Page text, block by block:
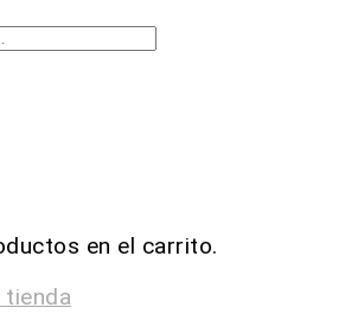
en el carrito.
tienda